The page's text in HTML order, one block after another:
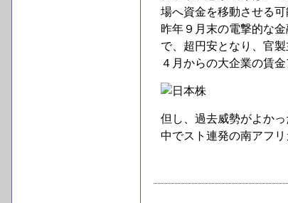
場へ資金を移動させる可
昨年９月末の電撃的な
で、超円安となり、官
４月からの大企業の賃
但し、過去威勢がよか
中でスト連発の南アフ